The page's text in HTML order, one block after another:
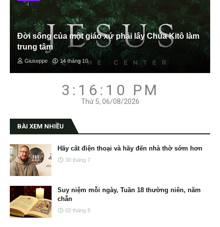
Đời sống của một giáo xứ phải lấy Chúa Kitô làm
trung tâm
Giuseppe 14 tháng 10
3:16:11 PM
Thứ 5, 06/08/2026
BÀI XEM NHIỀU
Hãy cất điện thoại và hãy đến nhà thờ sớm hơn
30 tháng 7
Suy niệm mỗi ngày, Tuần 18 thường niên, năm
chẵn
02 tháng 8